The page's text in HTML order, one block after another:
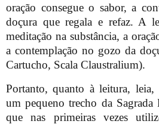
oração consegue o sabor, a
doçura que regala e refaz. A
meditação na substância, a
a contemplação no gozo da
Cartucho, Scala Claustralium).
Portanto, quanto à leitura, leia,
um pequeno trecho da Sagrada
que nas primeiras vezes